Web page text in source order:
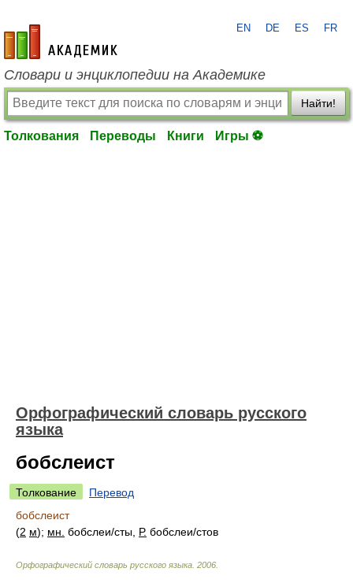
academic.ru
EN DE ES FR
Словари и энциклопедии на Академике
Найти!
Толкования Переводы Книги Игры ⚽
Орфографический словарь русского
языка
бобслеист
Толкование
Перевод
бобслеист
(2 м); мн. бобслеи/сты, Р. бобслеи/стов
Орфографический словарь русского языка 2006